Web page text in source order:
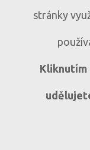
D333
stránky
Kliknutím